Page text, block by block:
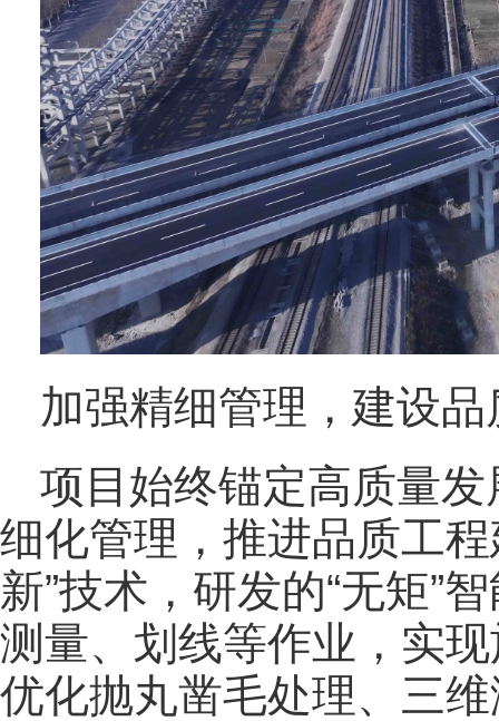
加强精细管理，建设品
项目始终锚定高质量
细化管理，推进品质工
新”技术，研发的“无矩”
测量、划线等作业，实
优化抛丸凿毛处理、三